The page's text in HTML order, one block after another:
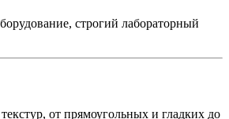
строгий лабораторный
от прямоугольных и гладких до